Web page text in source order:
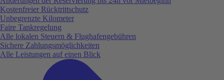
Kostenfreier Rücktrittschutz
Unbegrenzte Kilometer
Faire Tankregelung
Alle lokalen Steuern & Flughafengebühren
Sichere Zahlungsmöglichkeiten
Alle Leistungen auf einen Blick